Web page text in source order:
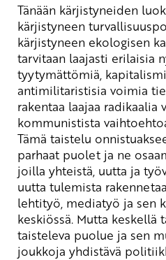
Tänään kärjistyneiden
kärjistyneen
kärjistyneen ekologisen
tarvitaan laajasti erilaisia
tyytymättömiä,
antimilitaristisia voimia
rakentaa laajaa radikaalia
kommunistista
Tämä taistelu
parhaat puolet ja ne
joilla yhteistä, uutta ja
uutta tulemista
lehtityö, mediatyö ja sen
keskiössä. Mutta keskellä
taisteleva puolue ja sen
joukkoja yhdistävä